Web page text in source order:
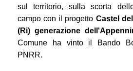
sul territorio, sulla scorta
campo con il progetto Castel
(Ri) generazione
Comune ha vinto il Bando
PNRR.